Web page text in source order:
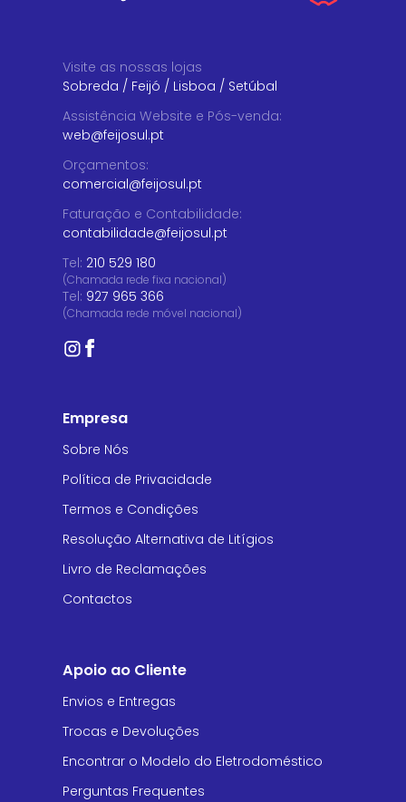
Visite as nossas lojas
Sobreda / Feijó / Lisboa / Setúbal
Assistência Website e Pós-venda:
web@feijosul.pt
Orçamentos:
comercial@feijosul.pt
Faturação e Contabilidade:
contabilidade@feijosul.pt
Tel: 210 529 180
(Chamada rede fixa nacional)
Tel: 927 965 366
(Chamada rede móvel nacional)
Empresa
Sobre Nós
Política de Privacidade
Termos e Condições
Resolução Alternativa de Litígios
Livro de Reclamações
Contactos
Apoio ao Cliente
Envios e Entregas
Trocas e Devoluções
Encontrar o Modelo do Eletrodoméstico
Perguntas Frequentes